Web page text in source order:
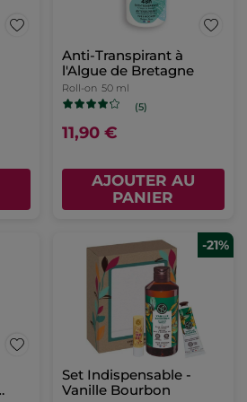
Anti-Transpirant à
l'Algue de Bretagne
Roll-on 50 ml
(5)
11,90 €
AJOUTER AU
PANIER
-21%
Set Indispensable -
Vanille Bourbon